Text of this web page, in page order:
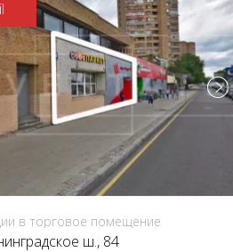
в торговое помещение
ш., 84